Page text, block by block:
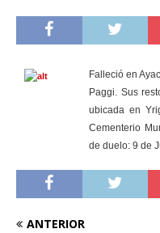
Falleció en
Paggi. Sus
ubicada en
Cementerio
de duelo: 9 de
ANTERIOR